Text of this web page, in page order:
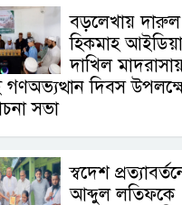
বড়লেখায় দারুল
হিকমাহ
দাখিল
দিবস
সভা
স্বদেশ
আব্দুল লতিফকে